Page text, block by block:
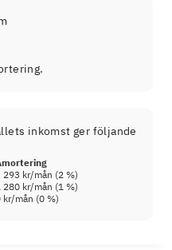
inkomst ger följande
293 kr/mån (2 %)
280 kr/mån (1 %)
kr/mån (0 %)